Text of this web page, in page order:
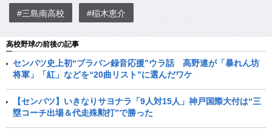
#三島南高校 #稲木恵介
高校野球の前後の記事
センバツ史上初“ブラバン録音応援”ウラ話 高野連が「暴れん坊
将軍」「紅」などを“20曲リスト”に選んだワケ
【センバツ】いきなりサヨナラ「9人対15人」神戸国際大付は“三
塁コーチ出場＆代走殊勲打”で勝った